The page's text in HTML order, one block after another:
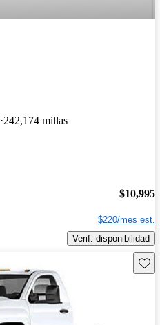
242,174 millas
$10,995
$220/mes est.
Verif. disponibilidad